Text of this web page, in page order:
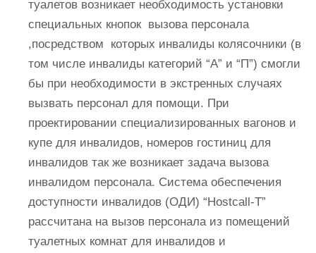
туалетов возникает необходимость установки
специальных кнопок вызова персонала
,посредством которых инвалиды колясочники (в
том числе инвалиды категорий “А” и “П”) смогли
бы при необходимости в экстренных случаях
вызвать персонал для помощи. При
проектировании специализированных вагонов и
купе для инвалидов, номеров гостиниц для
инвалидов так же возникает задача вызова
инвалидом персонала. Система обеспечения
доступности инвалидов (ОДИ) “Hostcall-T”
рассчитана на вызов персонала из помещений
туалетных комнат для инвалидов и